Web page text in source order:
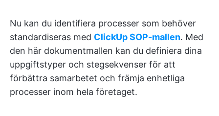
Nu kan du identifiera processer som behöver
standardiseras med ClickUp SOP-mallen. Med
den här dokumentmallen kan du definiera dina
uppgiftstyper och stegsekvenser för att
förbättra samarbetet och främja enhetliga
processer inom hela företaget.